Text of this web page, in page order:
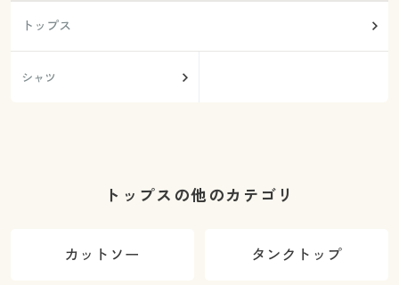
トップス
シャツ
トップスの他のカテゴリ
カットソー タンクトップ